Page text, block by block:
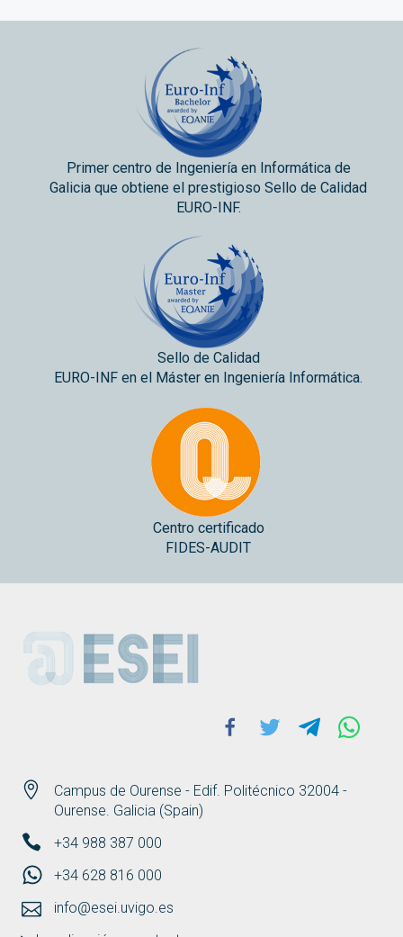
Primer centro de Ingeniería en Informática de
Galicia que obtiene el prestigioso Sello de Calidad
EURO-INF.
Sello de Calidad
EURO-INF en el Máster en Ingeniería Informática.
Centro certificado
FIDES-AUDIT
ESEI
Campus de Ourense - Edif. Politécnico 32004 -
Ourense. Galicia (Spain)
+34 988 387 000
+34 628 816 000
info@esei.uvigo.es
Facebook
Twitter Telegram